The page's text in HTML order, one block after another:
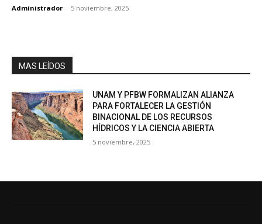
Administrador - 5 noviembre, 2025
MAS LEÍDOS
UNAM Y PFBW FORMALIZAN ALIANZA
PARA FORTALECER LA GESTIÓN
BINACIONAL DE LOS RECURSOS
HÍDRICOS Y LA CIENCIA ABIERTA
5 noviembre, 2025